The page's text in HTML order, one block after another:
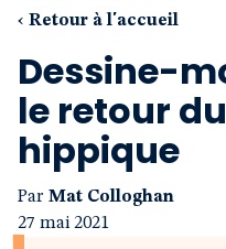
‹ Retour à l'accueil
Dessine-
le retour
hippique
Par Mat Colloghan
27 mai 2021